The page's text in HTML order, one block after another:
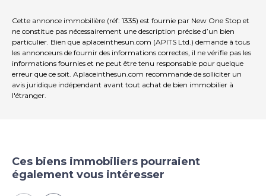
Cette annonce immobilière (réf: 1335) est fournie par New One Stop et
ne constitue pas nécessairement une description précise d’un bien
particulier. Bien que aplaceinthesun.com (APITS Ltd.) demande à tous
les annonceurs de fournir des informations correctes, il ne vérifie pas les
informations fournies et ne peut être tenu responsable pour quelque
erreur que ce soit. Aplaceinthesun.com recommande de solliciter un
avis juridique indépendant avant tout achat de bien immobilier à
l'étranger.
Ces biens immobiliers pourraient
également vous intéresser